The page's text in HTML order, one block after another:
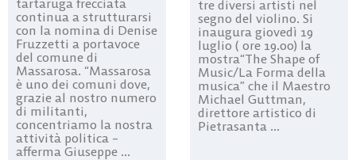
continua a strutturarsi
con la nomina di Denise
Fruzzetti a portavoce
del comune di
Massarosa. “Massarosa
è uno dei comuni dove,
grazie al nostro numero
di militanti,
concentriamo la nostra
attività politica –
afferma Giuseppe ...
tre diversi artisti nel
segno del violino. Si
inaugura giovedì 19
luglio ( ore 19.00) la
mostra“The Shape of
Music/La Forma della
musica” che il Maestro
Michael Guttman,
direttore artistico di
Pietrasanta ...